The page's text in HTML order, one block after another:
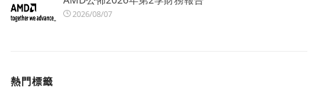
2026/08/07
熱門標籤